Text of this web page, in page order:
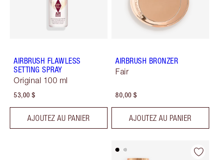
AIRBRUSH FLAWLESS
SETTING SPRAY
Original 100 ml
53,00 $
AJOUTEZ AU PANIER
AIRBRUSH BRONZER
Fair
80,00 $
AJOUTEZ AU PANIER